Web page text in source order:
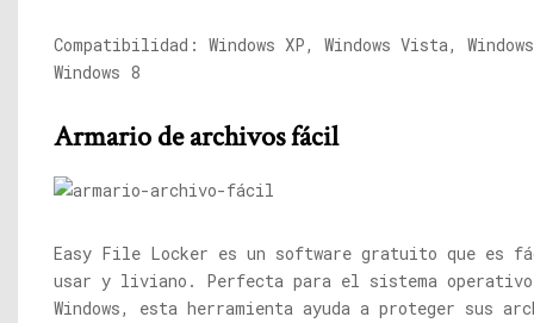
Compatibilidad: Windows XP, Windows Vista,
Windows 8
Armario de archivos fácil
Easy File Locker es un software gratuito que es
usar y liviano. Perfecta para el sistema operativo
Windows, esta herramienta ayuda a proteger sus